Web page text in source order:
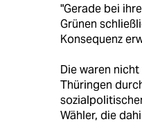
"Gerade bei
Grünen
Konsequenz
Die waren
Thüringen
Wähler, die